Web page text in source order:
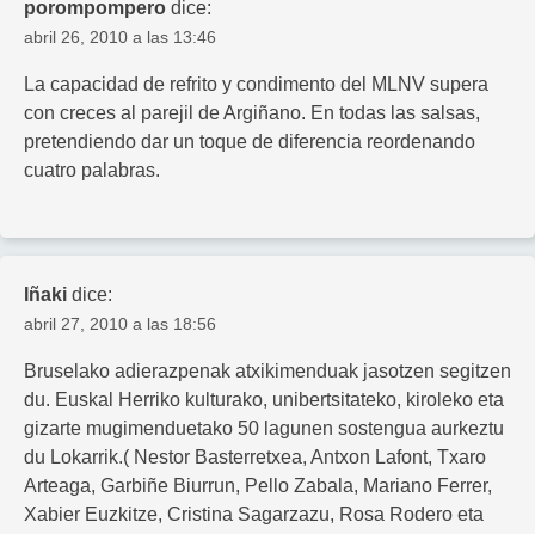
porompompero dice:
abril 26, 2010 a las 13:46
La capacidad de refrito y condimento del MLNV supera
con creces al parejil de Argiñano. En todas las salsas,
pretendiendo dar un toque de diferencia reordenando
cuatro palabras.
Iñaki dice:
abril 27, 2010 a las 18:56
Bruselako adierazpenak atxikimenduak jasotzen segitzen
du. Euskal Herriko kulturako, unibertsitateko, kiroleko eta
gizarte mugimenduetako 50 lagunen sostengua aurkeztu
du Lokarrik.( Nestor Basterretxea, Antxon Lafont, Txaro
Arteaga, Garbiñe Biurrun, Pello Zabala, Mariano Ferrer,
Xabier Euzkitze, Cristina Sagarzazu, Rosa Rodero eta